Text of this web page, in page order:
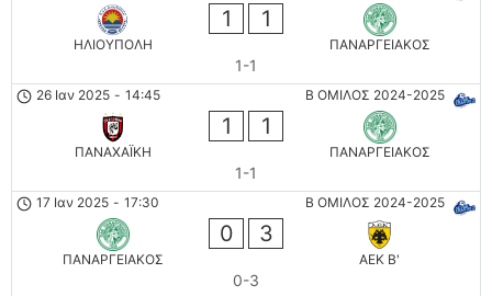
ΗΛΙΟΥΠΟΛΗ
1 1
ΠΑΝΑΡΓΕΙΑΚΟΣ
1-1
Β ΟΜΙΛΟΣ 2024-2025
26 Ιαν 2025 - 14:45
ΠΑΝΑΧΑΪΚΗ
1 1
ΠΑΝΑΡΓΕΙΑΚΟΣ
1-1
Β ΟΜΙΛΟΣ 2024-2025
17 Ιαν 2025 - 17:30
ΠΑΝΑΡΓΕΙΑΚΟΣ
0 3
AEK B'
0-3